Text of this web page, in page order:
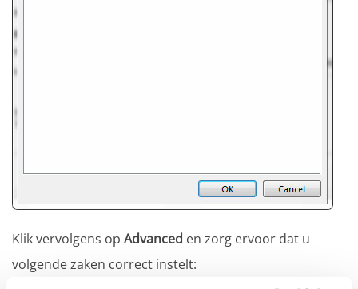
Klik vervolgens op Advanced en zorg ervoor dat u
volgende zaken correct instelt: